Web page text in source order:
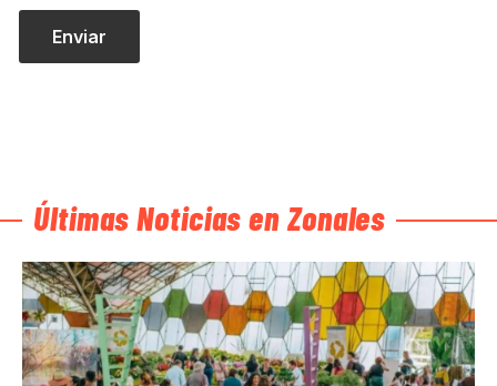
Últimas Noticias en Zonales